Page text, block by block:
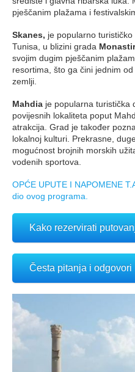
pješčanim plažama i
Skanes, je popularno
Tunisa, u blizini grada
svojim dugim pješčanim
resortima, što ga čini jednim
zemlji.
Mahdia je popularna turistička
povijesnih lokaliteta poput
atrakcija. Grad je također
lokalnoj kulturi. Prekrasne,
mogućnost brojnih morskih
vodenih sportova.
OPĆE UPUTE I NAPOMENE
dio ovog programa.
Kako rezervirati
Česta pitanja i odgovori